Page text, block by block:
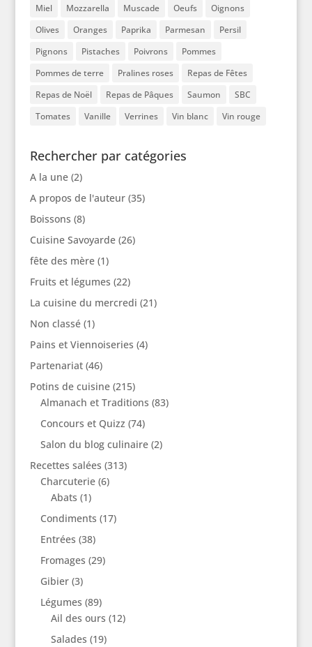
Miel Mozzarella Muscade Oeufs
Oignons
Olives
Oranges Paprika Parmesan
Persil
Pignons
Pistaches Poivrons
Pommes
Pommes de terre
Pralines roses
Repas de Fêtes
Repas de Noël
Repas de Pâques Saumon
SBC
Tomates
Vanille Verrines Vin blanc Vin rouge
Rechercher par catégories
A la une(2)
A propos de l'auteur(35)
Boissons (8)
Cuisine Savoyarde(26)
fête des mère(1)
Fruits et légumes (22)
La cuisine du mercredi (21)
Non classé(1)
Pains et Viennoiseries (4)
Partenariat(46)
Potins de cuisine(215)
Almanach et Traditions (83)
Concours et Quizz (74)
Salon du blog culinaire(2)
Recettes salées (313)
Charcuterie(6)
Abats (1)
Condiments (17)
Entrées (38)
Fromages (29)
Gibier(3)
Légumes (89)
Ail des ours (12)
Salades (19)